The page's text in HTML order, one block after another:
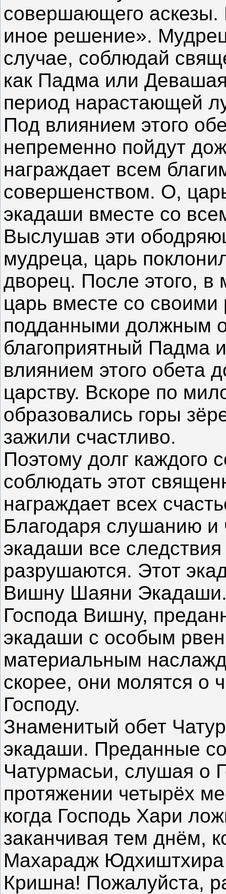
совершающего аскезы.
иное решение».
случае, соблюдай
как Падма или
период нарастающей
Под влиянием этого
непременно пойдут
награждает всем
совершенством. О,
экадаши вместе со
Выслушав эти
мудреца, царь
дворец. После этого,
царь вместе со своими
подданными должным
благоприятный
влиянием этого обета
царству. Вскоре по
образовались горы
зажили счастливо.
Поэтому долг каждого
соблюдать этот
награждает всех
Благодаря слушанию и
экадаши все
разрушаются. Этот
Вишну Шаяни
Господа Вишну,
экадаши с особым
материальным
скорее, они молятся о
Господу.
Знаменитый обет
экадаши. Преданные
Чатурмасьи, слушая о
протяжении четырёх
когда Господь Хари
заканчивая тем днём,
Махарадж Юдхиштхира
Кришна! Пожалуйста,